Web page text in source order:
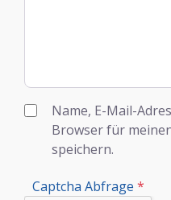
Name, E-Mail-
Browser für
speichern.
Captcha Abfrage *